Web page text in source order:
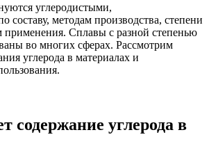
углеродистыми,
составу, методам производства, степени
применения. Сплавы с разной степенью
во многих сферах. Рассмотрим
углерода в материалах и
содержание углерода в